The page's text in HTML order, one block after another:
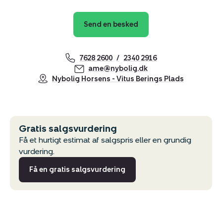
Send en besked
7628 2600
2340 2916
ame@nybolig.dk
Nybolig Horsens - Vitus Berings Plads
Gratis salgsvurdering
Få et hurtigt estimat af salgspris eller en grundig
vurdering.
Få en gratis salgsvurdering